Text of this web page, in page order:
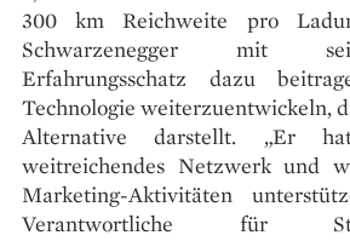
300 km Reichweite pro
Schwarzenegger mit
Erfahrungsschatz dazu
Technologie weiterzuentwickeln,
Alternative darstellt. „Er
weitreichendes Netzwerk und
Marketing-Aktivitäten
Verantwortliche für